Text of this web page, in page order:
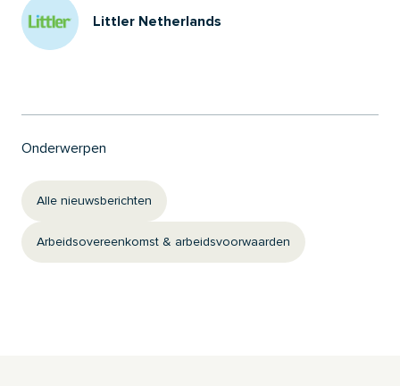
Littler Netherlands
Onderwerpen
Alle nieuwsberichten
Arbeidsovereenkomst & arbeidsvoorwaarden